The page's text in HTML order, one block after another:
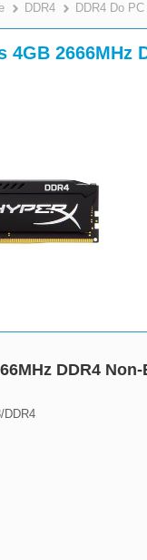
>
DDR4 DDR4 Do PC
2666MHz
DDR4